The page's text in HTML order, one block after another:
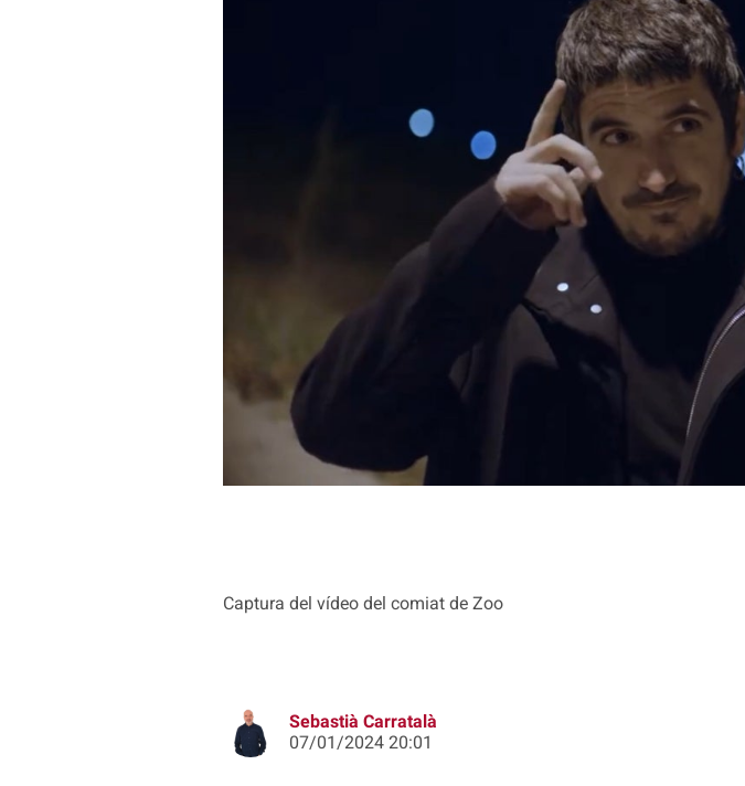
Captura del vídeo del comiat de Zoo
Sebastià Carratalà
07/01/2024 20:01